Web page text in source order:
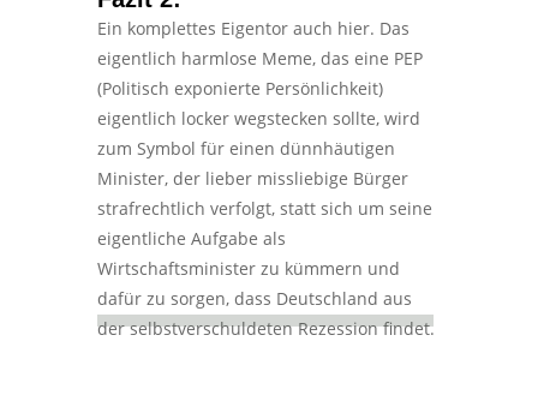
Ein komplettes Eigentor auch hier. Das
eigentlich harmlose Meme, das eine PEP
(Politisch exponierte Persönlichkeit)
eigentlich locker wegstecken sollte, wird
zum Symbol für einen dünnhäutigen
Minister, der lieber missliebige Bürger
strafrechtlich verfolgt, statt sich um seine
eigentliche Aufgabe als
Wirtschaftsminister zu kümmern und
dafür zu sorgen, dass Deutschland aus
der selbstverschuldeten Rezession findet.